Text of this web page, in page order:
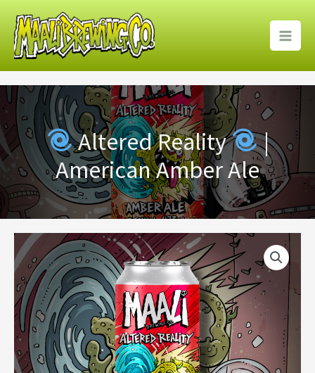
para
conteúdo
Altered Reality
|
American Amber Ale